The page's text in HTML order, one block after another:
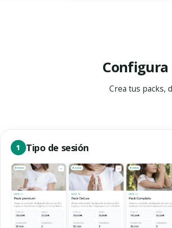
Configura
Crea tus packs,
1 Tipo de sesión